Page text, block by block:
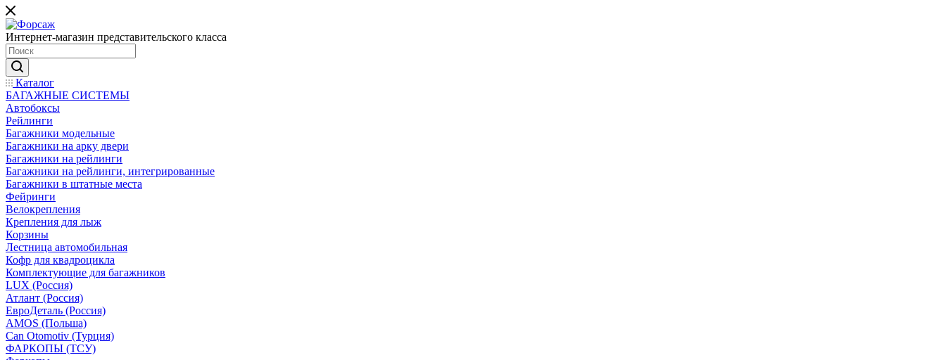
Интернет-магазин представительского класса
Каталог
БАГАЖНЫЕ СИСТЕМЫ
Автобоксы
Рейлинги
Багажники модельные
Багажники на арку двери
Багажники на рейлинги
Багажники на рейлинги, интегрированные
Багажники в штатные места
Фейринги
Велокрепления
Крепления для лыж
Корзины
Лестница автомобильная
Кофр для квадроцикла
Комплектующие для багажников
LUX (Россия)
Атлант (Россия)
ЕвроДеталь (Россия)
AMOS (Польша)
Can Otomotiv (Турция)
ФАРКОПЫ (ТСУ)